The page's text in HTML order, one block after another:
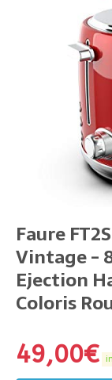
Faure
Vintage -
Ejection
Coloris
49,00€